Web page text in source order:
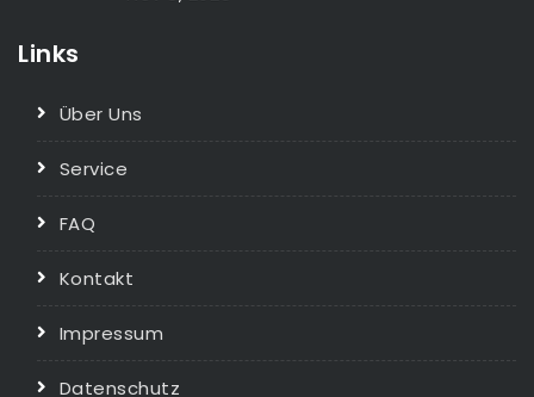
Links
Über Uns
Service
FAQ
Kontakt
Impressum
Datenschutz